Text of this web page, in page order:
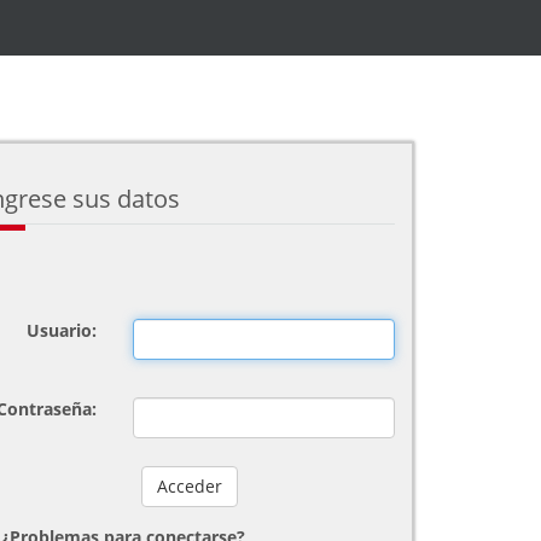
sus datos
Usuario: